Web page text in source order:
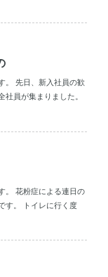
。 先日、新入社員の歓
社員が集まりました。
。 花粉症による連日の
す。 トイレに行く度